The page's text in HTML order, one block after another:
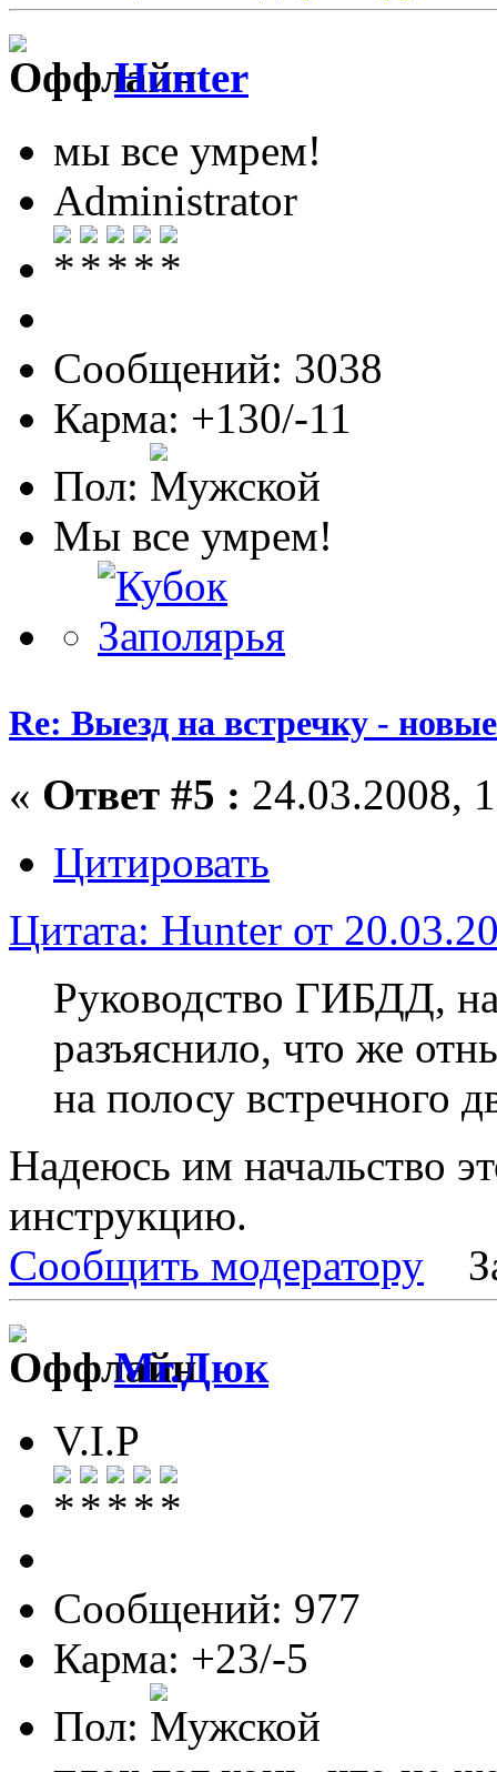
Hunter
мы все умрем!
Administrator
Сообщений: 3038
Карма: +130/-11
Пол:
Мы все умрем!
Re: Выезд на встречку -
« Ответ #5 : 24.03.2008,
Цитировать
Цитата: Hunter от
Руководство ГИБДД,
разъяснило, что же
на полосу встречного
Надеюсь им начальство
инструкцию.
Сообщить модератору
Mr.Дюк
V.I.P
Сообщений: 977
Карма: +23/-5
Пол: